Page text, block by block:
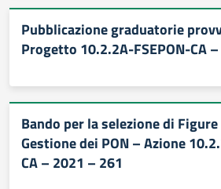
Pubblicazione graduatorie
Progetto 10.2.2A-FSEPON-CA
Bando per la selezione di
Gestione dei PON – Azione
CA – 2021 – 261